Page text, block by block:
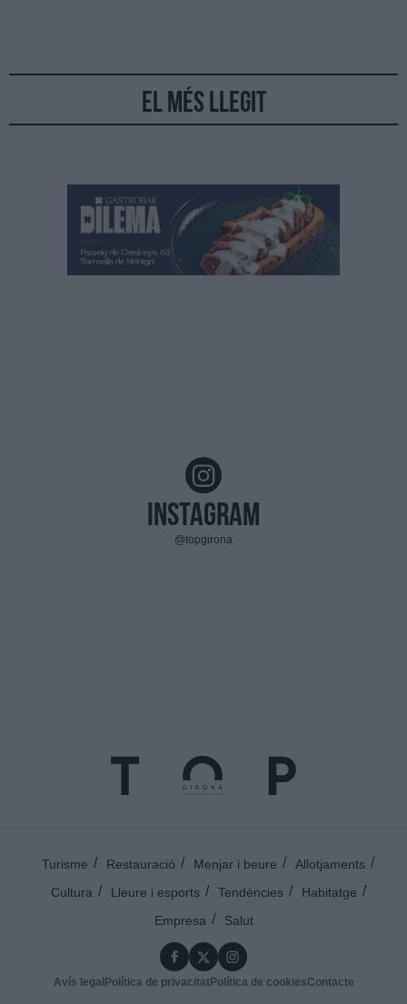
El més llegit
Instagram
@topgirona
Turisme Restauració Menjar i beure
Allotjaments
Cultura
Lleure i esports Tendències
Habitatge
Empresa
Salut
Avís legalPolítica de privacitatPolítica de cookiesContacte